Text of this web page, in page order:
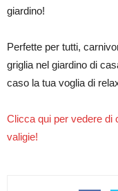
giardino!
Perfette per tutti,
griglia nel giardino di
caso la tua voglia di
Clicca qui per vedere
valigie!